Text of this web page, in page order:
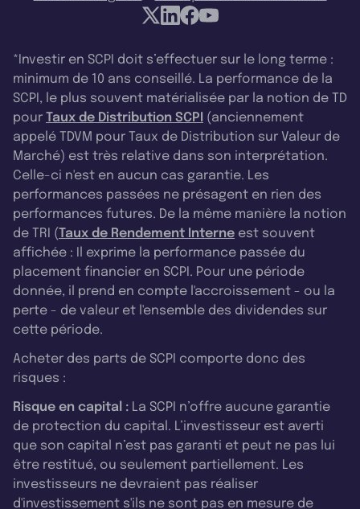
*Investir en SCPI doit s’effectuer sur le long terme :
minimum de 10 ans conseillé. La performance de la
SCPI, le plus souvent matérialisée par la notion de TD
pour Taux de Distribution SCPI (anciennement
appelé TDVM pour Taux de Distribution sur Valeur de
Marché) est très relative dans son interprétation.
Celle-ci n'est en aucun cas garantie. Les
performances passées ne présagent en rien des
performances futures. De la même manière la notion
de TRI (Taux de Rendement Interne est souvent
affichée : Il exprime la performance passée du
placement financier en SCPI. Pour une période
donnée, il prend en compte l'accroissement - ou la
perte - de valeur et l'ensemble des dividendes sur
cette période.
Acheter des parts de SCPI comporte donc des
risques :
Risque en capital : La SCPI n’offre aucune garantie
de protection du capital. L’investisseur est averti
que son capital n’est pas garanti et peut ne pas lui
être restitué, ou seulement partiellement. Les
investisseurs ne devraient pas réaliser
d'investissement s'ils ne sont pas en mesure de